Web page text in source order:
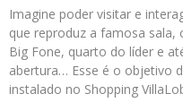
Imagine poder visitar e
que reproduz a famosa sala,
Big Fone, quarto do líder e
abertura… Esse é o objetivo
instalado no Shopping